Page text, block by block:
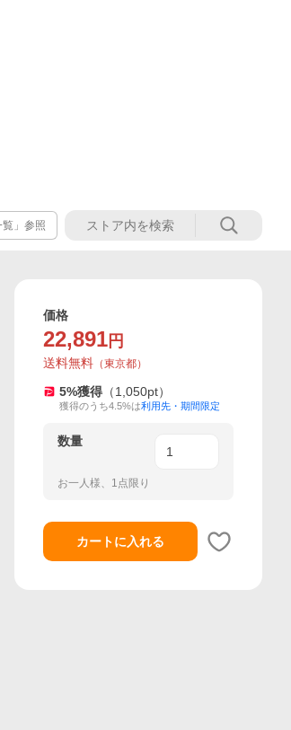
」参照
価格
22,891 円
送料無料 （東京都）
5%獲得 （1,050pt）
獲得のうち4.5%は利用先・期間限定
数量
お一人様、1点限り
カートに入れる